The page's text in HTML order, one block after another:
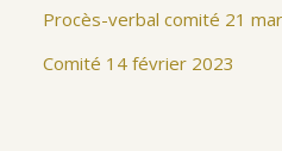
Procès-verbal comité 21
Comité 14 février 2023